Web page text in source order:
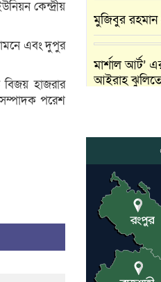
কেন্দ্রীয়
এবং দুপুর
বিজয় হাজরার
সম্পাদক পরেশ
মুজিবুর রহমান
মার্শাল আর্ট’
আইরাহ